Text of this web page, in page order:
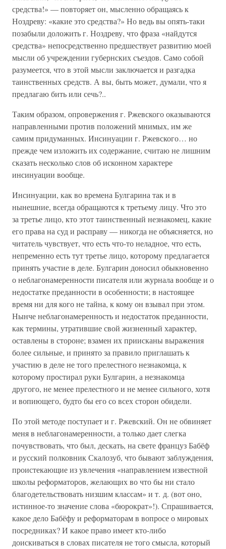
средства!» — повторяет он, мысленно обращаясь к
Ноздреву: «какие это средства?» Но ведь вы опять-таки
позабыли доложить г. Ноздреву, что фраза «найдутся
средства» непосредственно предшествует развитию моей
мысли об учреждении губернских съездов. Само собой
разумеется, что в этой мысли заключается и разгадка
таинственных средств. А вы, быть может, думали, что я
предлагаю бить или сечь?..
Таким образом, опровержения г. Ржевского оказываются
направленными против положений мнимых, им же
самим придуманных. Инсинуации г. Ржевского… но
прежде чем изложить их содержание, считаю не лишним
сказать несколько слов об исконном характере
инсинуации вообще.
Инсинуации, как во времена Булгарина так и в
нынешние, всегда обращаются к третьему лицу. Что это
за третье лицо, кто этот таинственный незнакомец, какие
его права на суд и расправу — никогда не объясняется, но
читатель чувствует, что есть что-то неладное, что есть,
непременно есть тут третье лицо, которому предлагается
принять участие в деле. Булгарин доносил обыкновенно
о неблагонамеренности писателя или журнала вообще и о
недостатке преданности в особенности; в настоящее
время ни для кого не тайна, к кому он взывал при этом.
Нынче неблагонамеренность и недостаток преданности,
как термины, утратившие свой жизненный характер,
оставлены в стороне; взамен их приисканы выражения
более сильные, и принято за правило приглашать к
участию в деле не того прелестного незнакомца, к
которому простирал руки Булгарин, а незнакомца
другого, не менее прелестного и не менее сильного, хотя
и вопиющего, будто бы его со всех сторон обидели.
По этой методе поступает и г. Ржевский. Он не обвиняет
меня в неблагонамеренности, а только дает слегка
почувствовать, что был, дескать, на свете француз Бабёф
и русский полковник Скалозуб, что бывают заблуждения,
проистекающие из увлечения «направлением известной
школы реформаторов, желающих во что бы ни стало
благодетельствовать низшим классам» и т. д. (вот оно,
истинное-то значение слова «бюрократ»!). Спрашивается,
какое дело Бабёфу и реформаторам в вопросе о мировых
посредниках? И какое право имеет кто-либо
доискиваться в словах писателя не того смысла, который